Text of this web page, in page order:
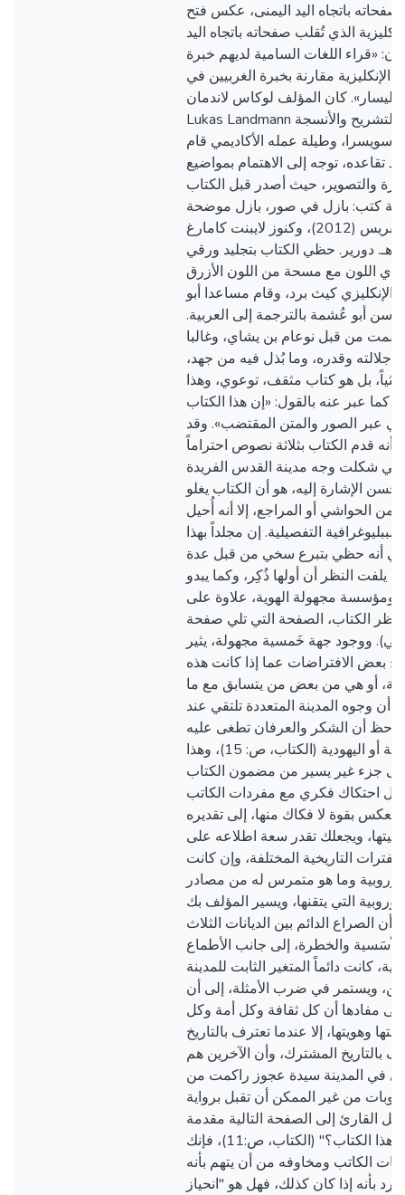
باتجاه اليد اليمنى، عكس فتح
الذي تُقلب صفحاته باتجاه اليد
«قراء اللغات السامية لديهم خبرة
مقارنة بخبرة الغربيين في
اليسار». كان المؤلف لوكاس لاندمان
Lukas Landmann أستاذاً فخرياً في علم التشريح والأنسجة
وطيلة عمله الأكاديمي قام
تقاعده، توجه إلى الاهتمام بمواضيع
والتصوير، حيث أصدر قبل الكتاب
كتب: بازل في صور، بازل موضحة
(2010)، على طول بريس (2012)، وكنوز لايبنت كامارغ
(2016)، مع هـ. دورير. حظي الكتاب بتجليد ورقي
اللون مع مسحة من اللون الأزرق
الإنكليزي كيث برد، وقام مساعدا أبو
أبو عُشمة بالترجمة إلى العربية.
فُقمت من قبل نوعام بن يشاي، وغالبا
جلالته وقدره، وما بُذل فيه من جهد،
بحثياً، بل هو كتاب مثقف، توعوي، وهذا
كما عبر عنه بالقول: «إن هذا الكتاب
عبر الصور والمتن المقتضب». وقد
قدم الكتاب بثلاثة نصوص احتراماً
شكلت وجه مدينة القدس الفريدة
ص 11). وما يحسن الإشارة إليه، هو أن الكتاب يغلو
من الحواشي أو المراجع، إلا أنه أُحيل (http: //dnb.dnb.de)
التفصيلية. إن مجلداً بهذا
في أنه حظي بتبرع سخي من قبل عدة
النظر أن أولها ذُكِر، وكما يبدو
ومؤسسة مجهولة الهوية، علاوة على
الكتاب، الصفحة التي تلي صفحة
ووجود جهة خَمسية مجهولة، يثير
بعض الافتراضات عما إذا كانت هذه
أو هي من بعض من يتسابق مع ما
وجوه المدينة المتعددة تلتقي عند
أن الشكر والعرفان تطغى عليه
الشخصيات الإسرائيلية أو اليهودية (الكتاب، ص: 15)، وهذا
جزء غير يسير من مضمون الكتاب
احتكاك فكري مع مفردات الكاتب
بقوة لا فكاك منها، إلى تقديره
ويجعلك تقدر سعة اطلاعه على
الفترات التاريخية المختلفة، وإن كانت
وما هو متمرس له من مصادر
التي يتقنها، ويسير المؤلف بك
أن الصراع الدائم بين الديانات الثلاث
والخطرة، إلى جانب الأطماع
كانت دائماً المتغير الثابت للمدينة
ويستمر في ضرب الأمثلة، إلى أن
مفادها أن كل ثقافة وكل أمة وكل
وهويتها، إلا عندما تعترف بالتاريخ
بالتاريخ المشترك، وأن الآخرين هم
في المدينة سيدة عجوز راكمت من
وبات من غير الممكن أن تقبل برواية
القارئ إلى الصفحة التالية مقدمة
الكتاب بعنوان "كيف تقرأ هذا الكتاب؟" (الكتاب، ص:11)، فإنك
الكاتب ومخاوفه من أن يتهم بأنه
بأنه إذا كان كذلك، فهل هو "انحياز